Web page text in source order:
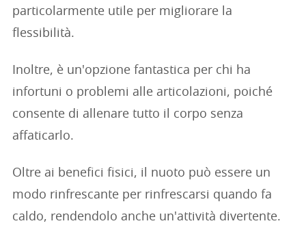
particolarmente utile per migliorare la
flessibilità.
Inoltre, è un'opzione fantastica per chi ha
infortuni o problemi alle articolazioni, poiché
consente di allenare tutto il corpo senza
affaticarlo.
Oltre ai benefici fisici, il nuoto può essere un
modo rinfrescante per rinfrescarsi quando fa
caldo, rendendolo anche un'attività divertente.